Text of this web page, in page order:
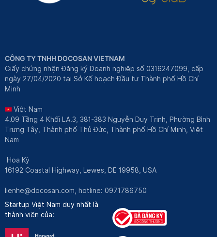
CÔNG TY TNHH DOCOSAN VIETNAM
Giấy chứng nhận Đăng ký Doanh nghiệp số 0316247099, cấp
ngày 27/04/2020 tại Sở Kế hoạch Đầu tư Thành phố Hồ Chí
Minh
Việt Nam
4.09 Tầng 4 Khối LA.3, 381-383 Nguyễn Duy Trinh, Phường Bình
Trưng Tây, Thành phố Thủ Đức, Thành phố Hồ Chí Minh, Việt
Nam
Hoa Kỳ
16192 Coastal Highway, Lewes, DE 19958, USA
lienhe@docosan.com , hotline: 0971786750
Startup Việt Nam duy nhất là
thành viên của: